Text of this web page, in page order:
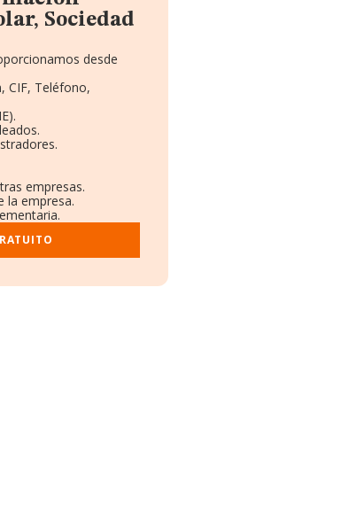
Sociedad
desde
CIF, Teléfono,
empresas.
la empresa.